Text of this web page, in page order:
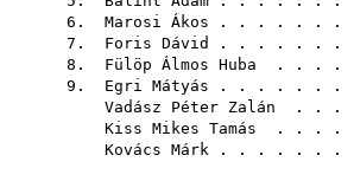
6. Marosi Ákos . . . . . . .
7. Foris Dávid . . . . . . .
8. Fülöp Álmos Huba . . . .
9. Egri Mátyás . . . . . . .
Vadász Péter Zalán . . .
Kiss Mikes Tamás . . . .
Kovács Márk . . . . . . .